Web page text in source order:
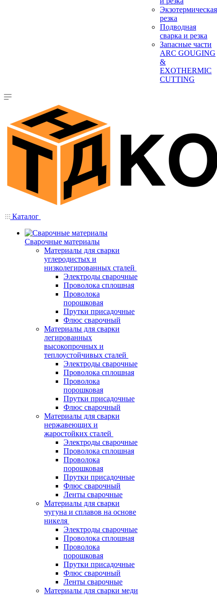
Экзотермическая
резка
Подводная
сварка и резка
Запасные части
ARC GOUGING
&
EXOTHERMIC
CUTTING
Каталог
Сварочные материалы
Материалы для сварки
углеродистых и
низколегированных сталей
Электроды сварочные
Проволока сплошная
Проволока
порошковая
Прутки присадочные
Флюс сварочный
Материалы для сварки
легированных
высокопрочных и
теплоустойчивых сталей
Электроды сварочные
Проволока сплошная
Проволока
порошковая
Прутки присадочные
Флюс сварочный
Материалы для сварки
нержавеющих и
жаростойких сталей
Электроды сварочные
Проволока сплошная
Проволока
порошковая
Прутки присадочные
Флюс сварочный
Ленты сварочные
Материалы для сварки
чугуна и сплавов на основе
никеля
Электроды сварочные
Проволока сплошная
Проволока
порошковая
Прутки присадочные
Флюс сварочный
Ленты сварочные
Материалы для сварки меди